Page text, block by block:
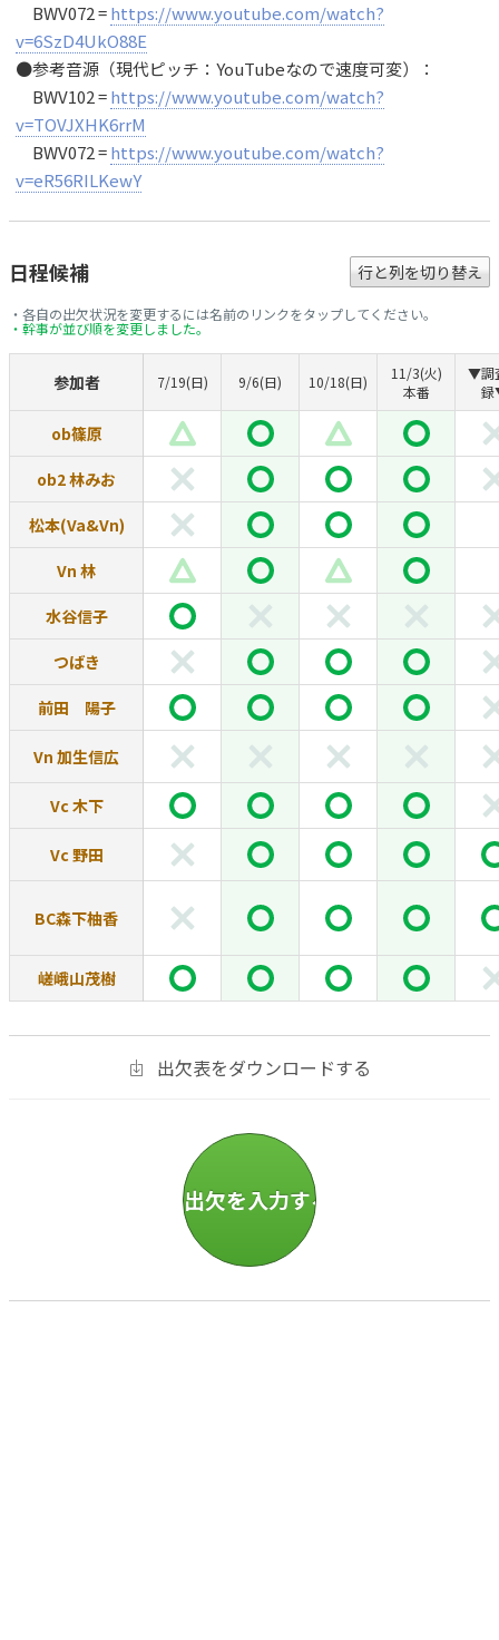
BWV072 =https://www.youtube.com/watch?
v=6SzD4UkO88E
●参考音源（現代ピッチ：YouTubeなので速度可変）：
BWV102 =https://www.youtube.com/watch?
v=TOVJXHK6rrM
BWV072 =https://www.youtube.com/watch?
v=eR56RILKewY
日程候補 行と列を切り替え
・各自の出欠状況を変更するには名前のリンクをタップしてください。
・幹事が並び順を変更しました。
参加者 7/19(日) 9/6(日) 10/18(日)
11/3(火)
本番
▼調
ob篠原
ob2 林みお
松本(Va&Vn)
Vn 林
水谷信子
つばき
前田 陽子
Vn 加生信広
Vc 木下
Vc 野田
BC森下柚香
嵯峨山茂樹
出欠表をダウンロードする